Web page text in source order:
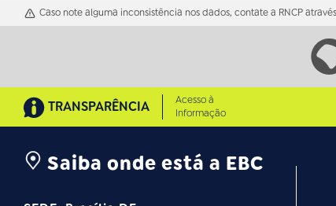
Caso note alguma inconsistência nos dados, contate a RNCP
TRANSPARÊNCIA
Acesso à
Informação
Saiba onde está a EBC